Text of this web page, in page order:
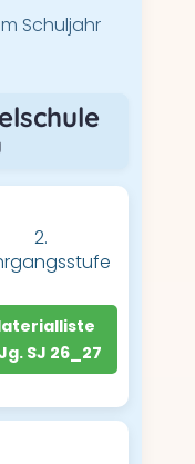
Schuljahr
2.
SJ 26_27